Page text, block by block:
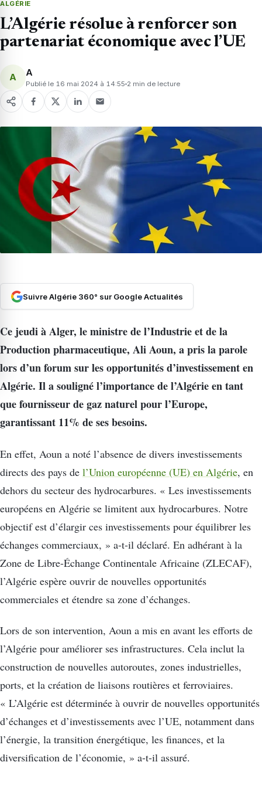
ALGÉRIE
L’Algérie résolue à renforcer son
partenariat économique avec l’UE
A A
Publié le 16 mai 2024 à 14:55 2 min de lecture
Suivre Algérie 360° sur Google Actualités
Ce jeudi à Alger, le ministre de l’Industrie et de la
Production pharmaceutique, Ali Aoun, a pris la parole
lors d’un forum sur les opportunités d’investissement en
Algérie. Il a souligné l’importance de l’Algérie en tant
que fournisseur de gaz naturel pour l’Europe,
garantissant 11% de ses besoins.
En effet, Aoun a noté l’absence de divers investissements
directs des pays de l’Union européenne (UE) en Algérie, en
dehors du secteur des hydrocarbures. « Les investissements
européens en Algérie se limitent aux hydrocarbures. Notre
objectif est d’élargir ces investissements pour équilibrer les
échanges commerciaux, » a-t-il déclaré. En adhérant à la
Zone de Libre-Échange Continentale Africaine (ZLECAF),
l’Algérie espère ouvrir de nouvelles opportunités
commerciales et étendre sa zone d’échanges.
Lors de son intervention, Aoun a mis en avant les efforts de
l’Algérie pour améliorer ses infrastructures. Cela inclut la
construction de nouvelles autoroutes, zones industrielles,
ports, et la création de liaisons routières et ferroviaires.
« L’Algérie est déterminée à ouvrir de nouvelles opportunités
d’échanges et d’investissements avec l’UE, notamment dans
l’énergie, la transition énergétique, les finances, et la
diversification de l’économie, » a-t-il assuré.